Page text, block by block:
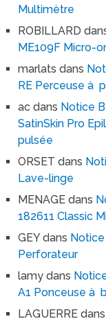
Multimètre
ROBILLARD
ME109F Micro-
marlats dans
RE Perceuse à
ac dans Notice
SatinSkin Pro
pulsée
ORSET dans
Lave-linge
MENAGE dans
182611 Classic
GEYdans Notice
Perforateur
lamy dans
A1 Ponceuse à
LAGUERRE dans